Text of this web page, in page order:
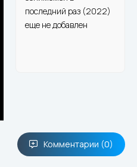
последний раз (2022)
еще не добавлен
Комментарии (0)